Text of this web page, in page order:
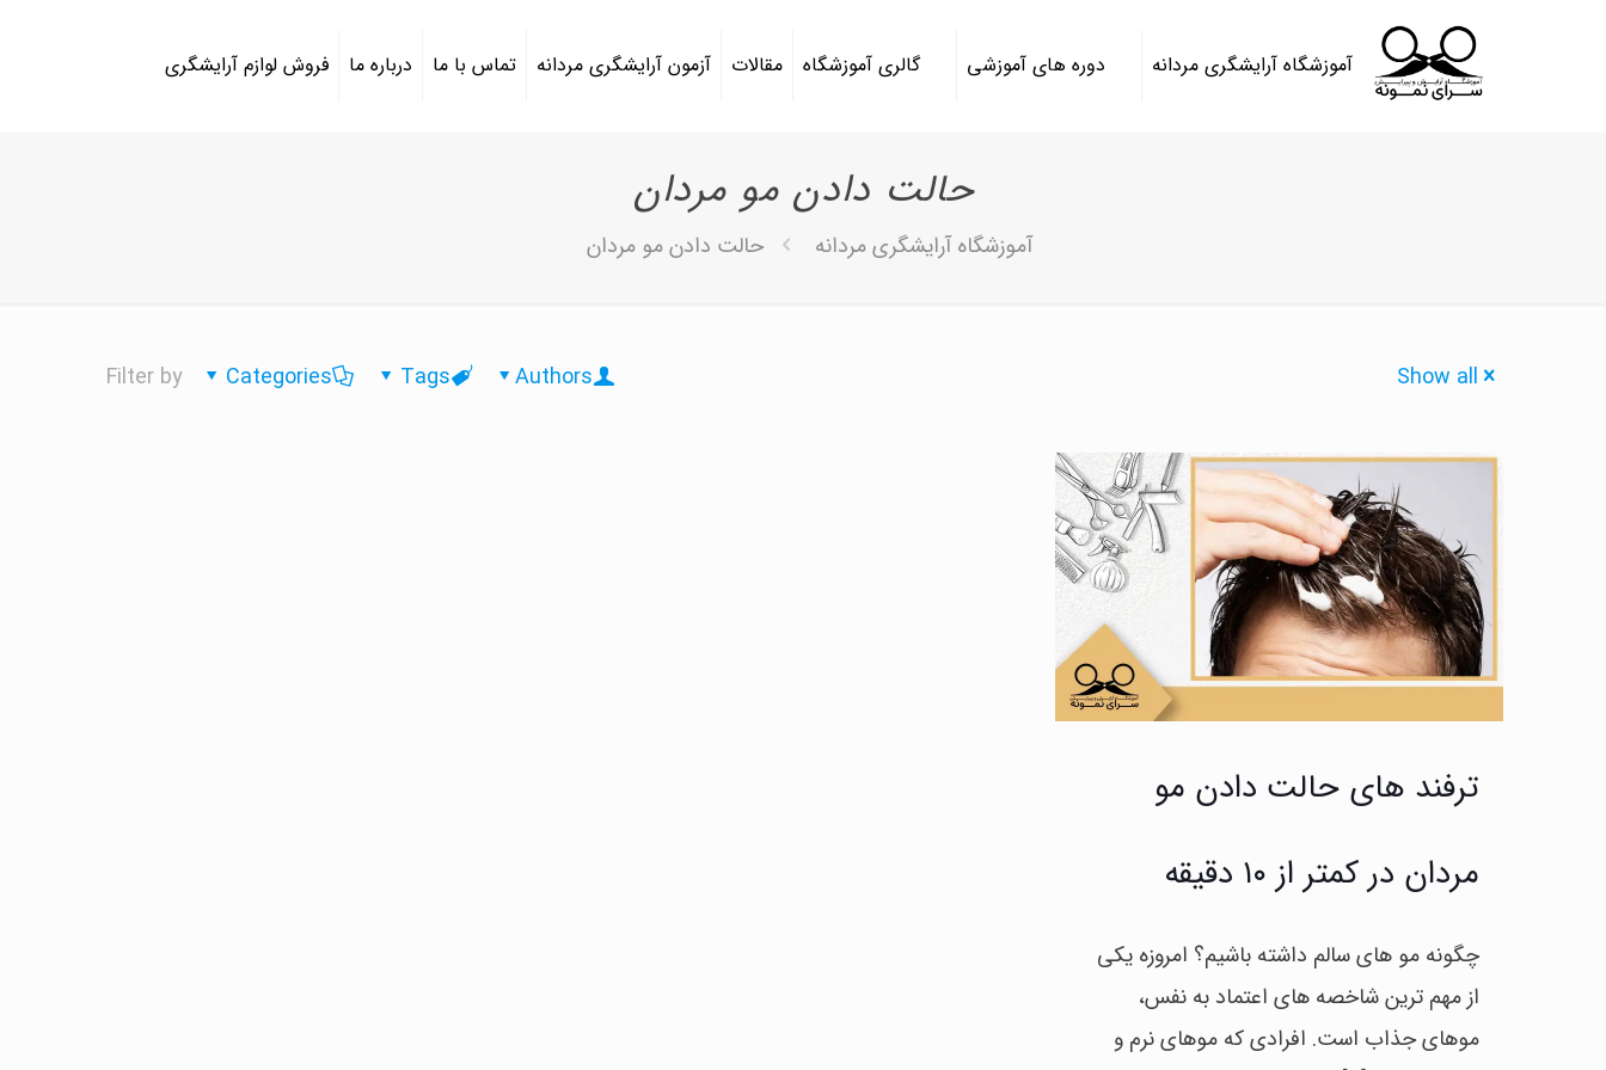
آموزشگاه آرایشگری مردانه دوره های آموزشی گالری آموزشگاه مقالات آزمون آرایشگری مردانه تماس با ما درباره ما فروش لوازم آرایشگری
حالت دادن مو مردان
آموزشگاه آرایشگری مردانه حالت دادن مو مردان
Filter by Categories Tags Authors Show all
ترفند های حالت دادن مو
مردان در کمتر از ۱۰ دقیقه
چگونه مو های سالم داشته باشیم؟ امروزه یکی
از مهم ترین شاخصه های اعتماد به نفس،
موهای جذاب است. افرادی که موهای نرم و